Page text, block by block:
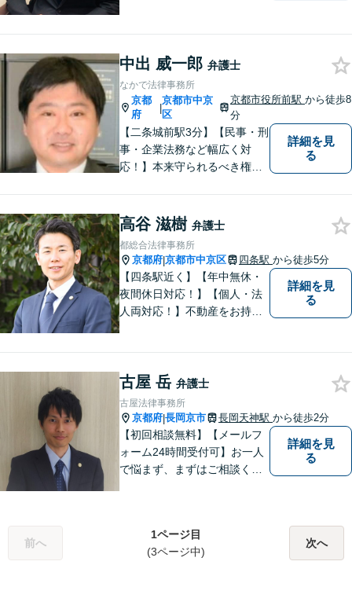
居が高いと思っていらっしゃ
る方こそ、是非一度ご相談く
ださい。
中出 威一郎 弁護士
なかで法律事務所
京都
府
|
京都市中京
区
京都市役所前駅から徒歩8
分
【二条城前駅3分】【民事・刑
事・企業法務など幅広く対
応！】本来守られるべき権
弁護してまいります。お一人
お一人の心情に寄り添いま
す。まずはご相談ください。
【完全個室】
詳細を見
る
高谷 滋樹 弁護士
都総合法律事務所
京都府|京都市中京区 四条駅 から徒歩5分
【四条駅近く】【年中無休・
夜間休日対応！】【個人・法
人両対応！】不動産をお持ち
【24時間予約受付】【出張相
談可能】【弁護士保険（特
約）全社対応いたします】
詳細を見
る
古屋 岳 弁護士
古屋法律事務所
京都府|長岡京市 長岡天神駅 から徒歩2分
【初回相談無料】【メールフ
ォーム24時間受付可】お一人
で悩まず、まずはご相談くだ
詳細を見
る
前へ
1ページ目
(3ページ中)
次へ